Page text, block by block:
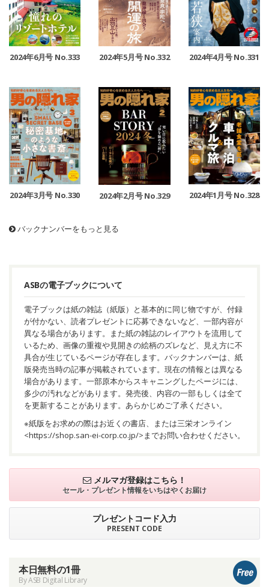
2024年6月号 No.333 2024年5月号 No.332 2024年4月号 No.331
2024年3月号 No.330 2024年2月号 No.329 2024年1月号 No.328
バックナンバーをもっと見る
ASBの電子ブックについて
電子ブックは紙の雑誌（紙版）と基本的に同じ物ですが、付録
が付かない、読者プレゼントに応募できないなど、一部内容が
異なる場合があります。また紙の雑誌のレイアウトを流用して
いるため、画像の重複や見開きの絵柄のズレなど、見え方に不
具合が生じているページが存在します。バックナンバーは、紙
版発売当時の記事が掲載されています。現在の情報とは異なる
場合があります。一部原本からスキャニングしたページには、
多少の汚れなどがあります。発売後、内容の一部もしくは全て
を更新することがあります。あらかじめご了承ください。
※紙版をお求めの際はお近くの書店、または三栄オンライン
<https://shop.san-ei-corp.co.jp/>までお問い合わせください。
メルマガ登録はこちら！
セール・プレゼント情報をいちはやくお届け
プレゼントコード入力
PRESENT CODE
本日無料の1冊
By ASB Digital Library